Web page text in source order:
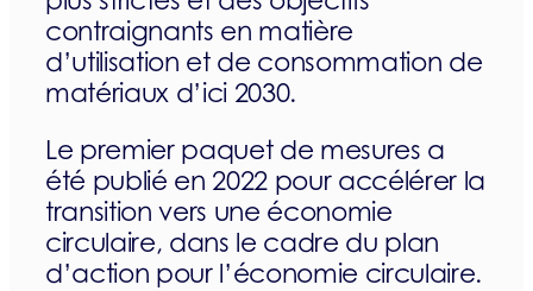
contraignants en matière
d’utilisation et de consommation de
matériaux d’ici 2030.
Le premier paquet de mesures a
été publié en 2022 pour accélérer la
transition vers une économie
circulaire, dans le cadre du plan
d’action pour l’économie circulaire.